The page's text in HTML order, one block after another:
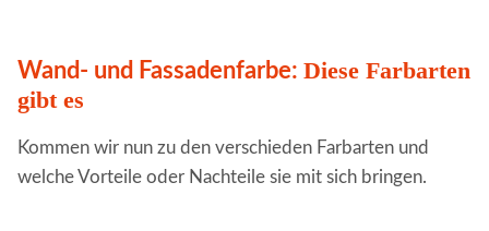
Wand- und Fassadenfarbe: Diese Farbarten
gibt es
Kommen wir nun zu den verschieden Farbarten und
welche Vorteile oder Nachteile sie mit sich bringen.